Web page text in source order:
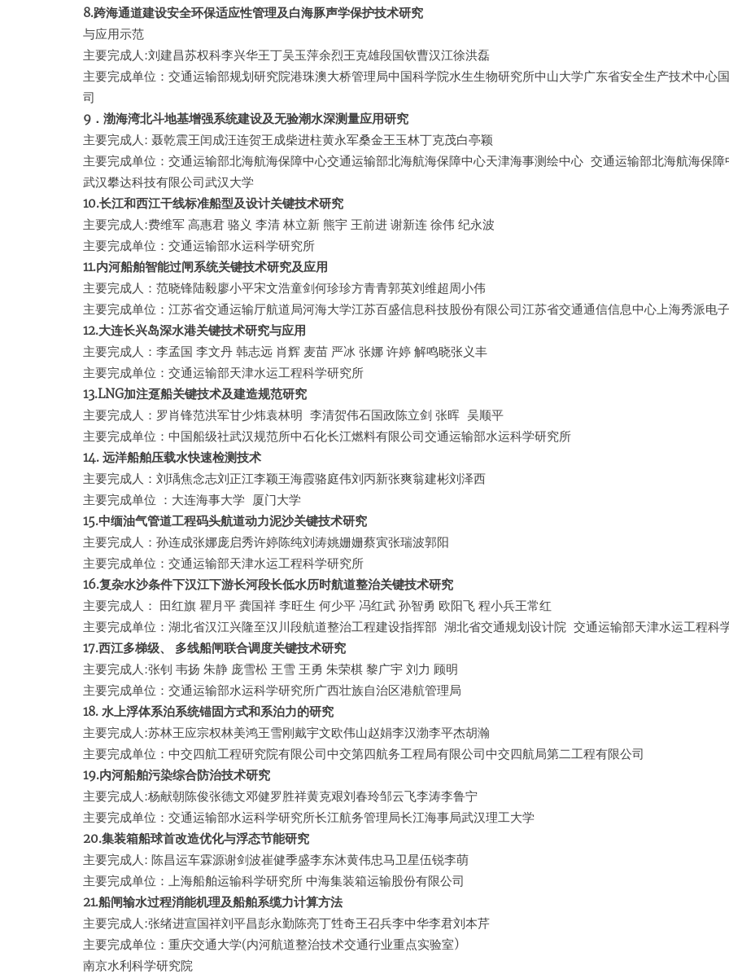
8.跨海通道建设安全环保适应性管理及白海豚声学保护技术研究
与应用示范
主要完成人:刘建昌苏权科李兴华王丁吴玉萍余烈王克雄段国钦曹汉江徐洪磊
主要完成单位：交通运输部规划研究院港珠澳大桥管理局中国科学院水生生物研究所中山大学广东省安全生产技术中心
司
9．渤海湾北斗地基增强系统建设及无验潮水深测量应用研究
主要完成人: 聂乾震王闰成汪连贺王成柴进柱黄永军桑金王玉林丁克茂白亭颖
主要完成单位：交通运输部北海航海保障中心交通运输部北海航海保障中心天津海事测绘中心 交通运输部北海航海保
武汉攀达科技有限公司武汉大学
10.长江和西江干线标准船型及设计关键技术研究
主要完成人:费维军 高惠君 骆义 李清 林立新 熊宇 王前进 谢新连 徐伟 纪永波
主要完成单位：交通运输部水运科学研究所
11.内河船舶智能过闸系统关键技术研究及应用
主要完成人：范晓锋陆毅廖小平宋文浩童剑何珍珍方青青郭英刘维超周小伟
主要完成单位：江苏省交通运输厅航道局河海大学江苏百盛信息科技股份有限公司江苏省交通通信信息中心上海秀派电
12.大连长兴岛深水港关键技术研究与应用
主要完成人：李孟国 李文丹 韩志远 肖辉 麦苗 严冰 张娜 许婷 解鸣晓张义丰
主要完成单位：交通运输部天津水运工程科学研究所
13.LNG加注趸船关键技术及建造规范研究
主要完成人：罗肖锋范洪军甘少炜袁林明 李清贺伟石国政陈立剑 张晖 吴顺平
主要完成单位：中国船级社武汉规范所中石化长江燃料有限公司交通运输部水运科学研究所
14. 远洋船舶压载水快速检测技术
主要完成人：刘瑀焦念志刘正江李颖王海霞骆庭伟刘丙新张爽翁建彬刘泽西
主要完成单位 ：大连海事大学 厦门大学
15.中缅油气管道工程码头航道动力泥沙关键技术研究
主要完成人：孙连成张娜庞启秀许婷陈纯刘涛姚姗姗蔡寅张瑞波郭阳
主要完成单位：交通运输部天津水运工程科学研究所
16.复杂水沙条件下汉江下游长河段长低水历时航道整治关键技术研究
主要完成人： 田红旗 瞿月平 龚国祥 李旺生 何少平 冯红武 孙智勇 欧阳飞 程小兵王常红
主要完成单位：湖北省汉江兴隆至汉川段航道整治工程建设指挥部 湖北省交通规划设计院 交通运输部天津水运工程科
17.西江多梯级、 多线船闸联合调度关键技术研究
主要完成人:张钊 韦扬 朱静 庞雪松 王雪 王勇 朱荣棋 黎广宇 刘力 顾明
主要完成单位：交通运输部水运科学研究所广西壮族自治区港航管理局
18. 水上浮体系泊系统锚固方式和系泊力的研究
主要完成人:苏林王应宗权林美鸿王雪刚戴宇文欧伟山赵娟李汉渤李平杰胡瀚
主要完成单位：中交四航工程研究院有限公司中交第四航务工程局有限公司中交四航局第二工程有限公司
19.内河船舶污染综合防治技术研究
主要完成人:杨献朝陈俊张德文邓健罗胜祥黄克艰刘春玲邹云飞李涛李鲁宁
主要完成单位：交通运输部水运科学研究所长江航务管理局长江海事局武汉理工大学
20.集装箱船球首改造优化与浮态节能研究
主要完成人: 陈昌运车霖源谢剑波崔健季盛李东沐黄伟忠马卫星伍锐李萌
主要完成单位：上海船舶运输科学研究所 中海集装箱运输股份有限公司
21.船闸输水过程消能机理及船舶系缆力计算方法
主要完成人:张绪进宣国祥刘平昌彭永勤陈亮丁甡奇王召兵李中华李君刘本芹
主要完成单位：重庆交通大学(内河航道整治技术交通行业重点实验室)
南京水利科学研究院